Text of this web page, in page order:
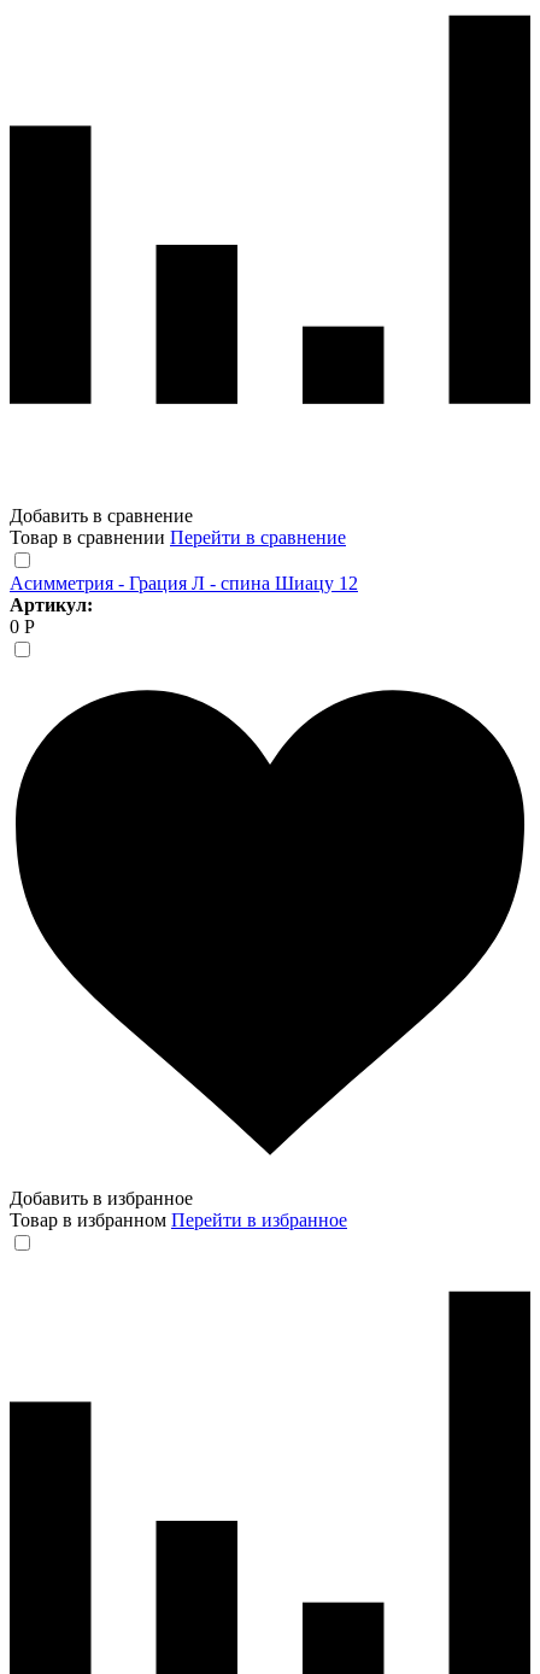
Добавить в сравнение
Товар в сравнении Перейти в сравнение
Асимметрия - Грация Л - спина Шиацу 12
Артикул:
0 Р
Добавить в избранное
Товар в избранном Перейти в избранное